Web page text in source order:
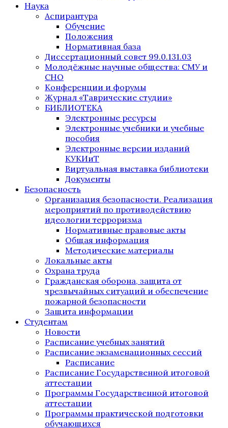
Наука
Аспирантура
Обучение
Положения
Нормативная база
Диссертационный совет 99.0.131.03
Молодёжные научные общества: СМУ и
СНО
Конференции и форумы
Журнал «Таврические студии»
БИБЛИОТЕКА
Электронные ресурсы
Электронные учебники и учебные
пособия
Электронные версии изданий
КУКИиТ
Виртуальная выставка библиотеки
Документы
Безопасность
Организация безопасности. Реализация
мероприятий по противодействию
идеологии терроризма
Нормативные правовые акты
Общая информация
Методические материалы
Локальные акты
Охрана труда
Гражданская оборона, защита от
чрезвычайных ситуаций и обеспечение
пожарной безопасности
Защита информации
Студентам
Новости
Расписание учебных занятий
Расписание экзаменационных сессий
Расписание
Расписание Государственной итоговой
аттестации
Программы Государственной итоговой
аттестации
Программы практической подготовки
обучающихся